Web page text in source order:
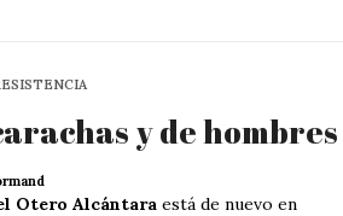
y de hombres
Otero Alcántara está de nuevo en